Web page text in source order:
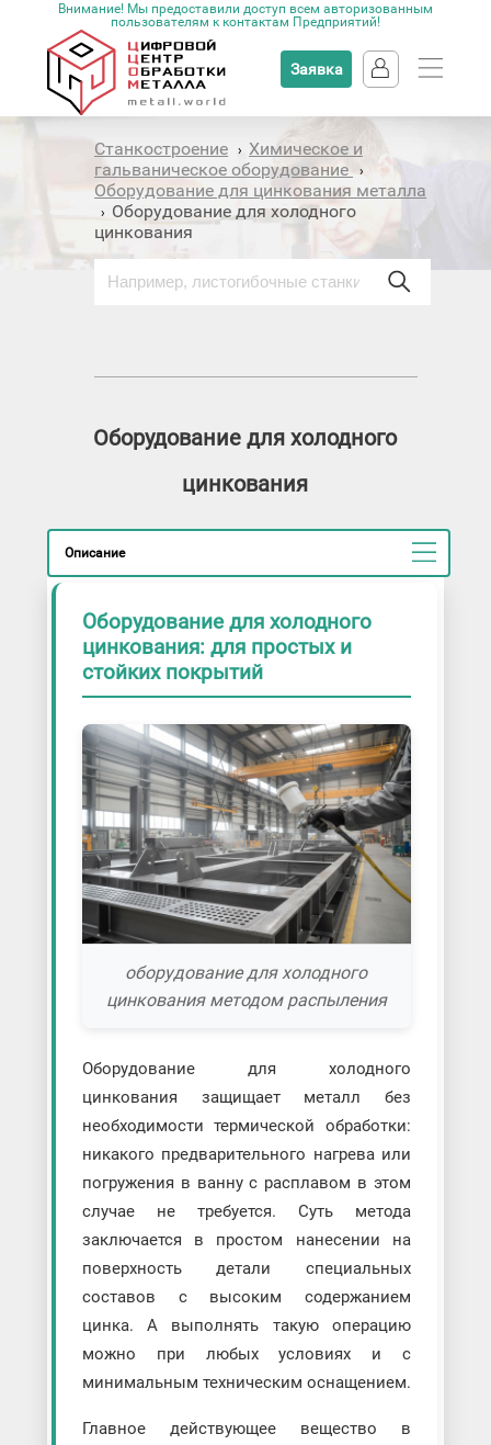
Внимание! Мы предоставили доступ всем авторизованным
пользователям к контактам Предприятий!
Заявка
Станкостроение ›Химическое и
гальваническое оборудование›
Оборудование для цинкования металла
› Оборудование для холодного
цинкования
Оборудование для холодного
цинкования
Описание
Оборудование для холодного
цинкования: для простых и
стойких покрытий
оборудование для холодного
цинкования методом распыления
Оборудование для холодного
цинкования защищает металл без
необходимости термической обработки:
никакого предварительного нагрева или
погружения в ванну с расплавом в этом
случае не требуется. Суть метода
заключается в простом нанесении на
поверхность детали специальных
составов с высоким содержанием
цинка. А выполнять такую операцию
можно при любых условиях и с
минимальным техническим оснащением.
Главное действующее вещество в